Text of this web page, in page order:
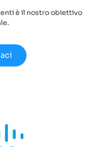
è il nostro obiettivo